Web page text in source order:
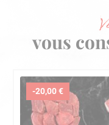
vous
-20,00 €